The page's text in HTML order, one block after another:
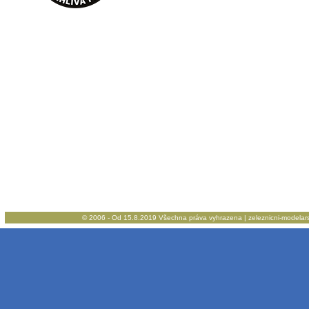
© 2006 - Od 15.8.2019 Všechna práva vyhrazena | zeleznicni-